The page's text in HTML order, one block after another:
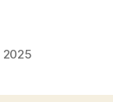
2025